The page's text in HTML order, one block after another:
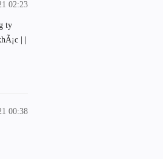
02:23
ty
| |
00:38